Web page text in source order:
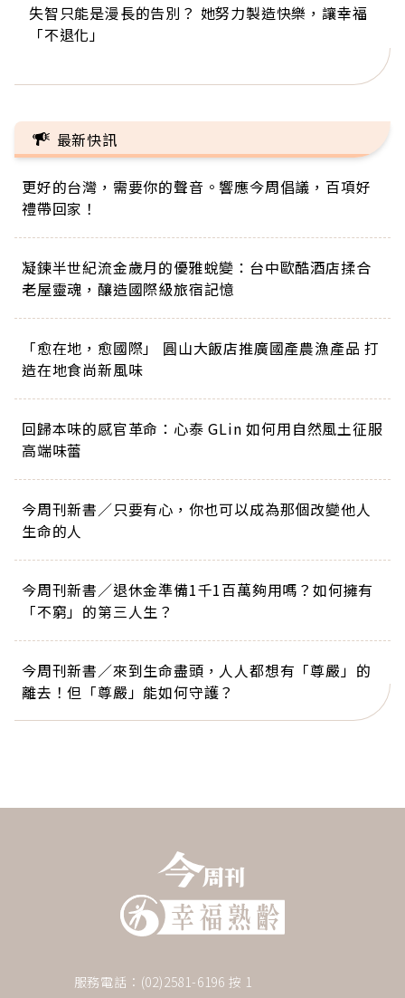
失智只能是漫長的告別？ 她努力製造快樂，讓幸福
「不退化」
來自剛果的巧克力神父 為台灣奉獻36年 「台灣是我
的家，我連作夢都講台語！」
63歲卸矽谷副總、搬回台灣找快樂！「蛋黃哥小
丑」走進安養院，逗樂上萬爺奶：退休後才開始真
104歲打破金氏世界紀錄 成為全球最年長羽球選
手，分享長壽的秘密原來是「這個」
事業巔峰他選擇追夢…黑手阿伯拉小提琴還登上小
巨蛋！連CNN都大讚！
最新快訊
更好的台灣，需要你的聲音。響應今周倡議，百項好
禮帶回家！
凝鍊半世紀流金歲月的優雅蛻變：台中歐酷酒店揉合
老屋靈魂，釀造國際級旅宿記憶
「愈在地，愈國際」 圓山大飯店推廣國產農漁產品 打
造在地食尚新風味
回歸本味的感官革命：心泰 GLin 如何用自然風土征服
高端味蕾
今周刊新書／只要有心，你也可以成為那個改變他人
生命的人
今周刊新書／退休金準備1千1百萬夠用嗎？如何擁有
「不窮」的第三人生？
今周刊新書／來到生命盡頭，人人都想有「尊嚴」的
離去！但「尊嚴」能如何守護？
服務電話：(02)2581-6196 按 1